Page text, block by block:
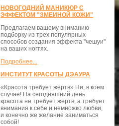
НОВОГОДНИЙ МАНИКЮР С
ЭФФЕКТОМ "ЗМЕИНОЙ КОЖИ"
Предлагаем вашему вниманию
подборку из трех популярных
способов создания эффекта "чешуи"
на ваших ногтях.
Подробнее...
ИНСТИТУТ КРАСОТЫ ДЭАУРА
«Красота требует жертв» Ни, в коем
случае! На сегодняшний день
красота не требует жертв, а требует
внимания к себе и немножко любви,
и конечно же желание заниматься
собой!